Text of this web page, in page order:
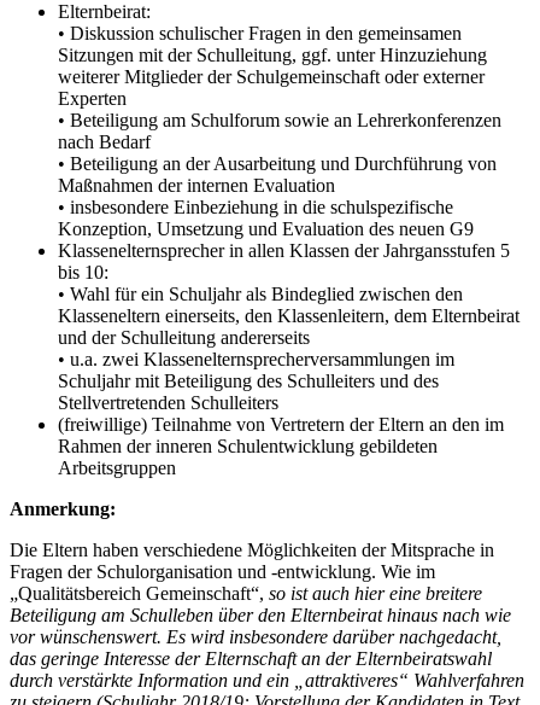
Elternbeirat:
• Diskussion schulischer Fragen in den gemeinsamen
Sitzungen mit der Schulleitung, ggf. unter Hinzuziehung
weiterer Mitglieder der Schulgemeinschaft oder externer
Experten
• Beteiligung am Schulforum sowie an Lehrerkonferenzen
nach Bedarf
• Beteiligung an der Ausarbeitung und Durchführung von
Maßnahmen der internen Evaluation
• insbesondere Einbeziehung in die schulspezifische
Konzeption, Umsetzung und Evaluation des neuen G9
Klassenelternsprecher in allen Klassen der Jahrgansstufen 5
bis 10:
• Wahl für ein Schuljahr als Bindeglied zwischen den
Klasseneltern einerseits, den Klassenleitern, dem Elternbeirat
und der Schulleitung andererseits
• u.a. zwei Klassenelternsprecherversammlungen im
Schuljahr mit Beteiligung des Schulleiters und des
Stellvertretenden Schulleiters
(freiwillige) Teilnahme von Vertretern der Eltern an den im
Rahmen der inneren Schulentwicklung gebildeten
Arbeitsgruppen
Anmerkung:
Die Eltern haben verschiedene Möglichkeiten der Mitsprache in
Fragen der Schulorganisation und -entwicklung. Wie im
„Qualitätsbereich Gemeinschaft“, so ist auch hier eine breitere
Beteiligung am Schulleben über den Elternbeirat hinaus nach wie
vor wünschenswert. Es wird insbesondere darüber nachgedacht,
das geringe Interesse der Elternschaft an der Elternbeiratswahl
durch verstärkte Information und ein „attraktiveres“ Wahlverfahren